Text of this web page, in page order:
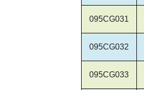
095CG031
095CG032
095CG033